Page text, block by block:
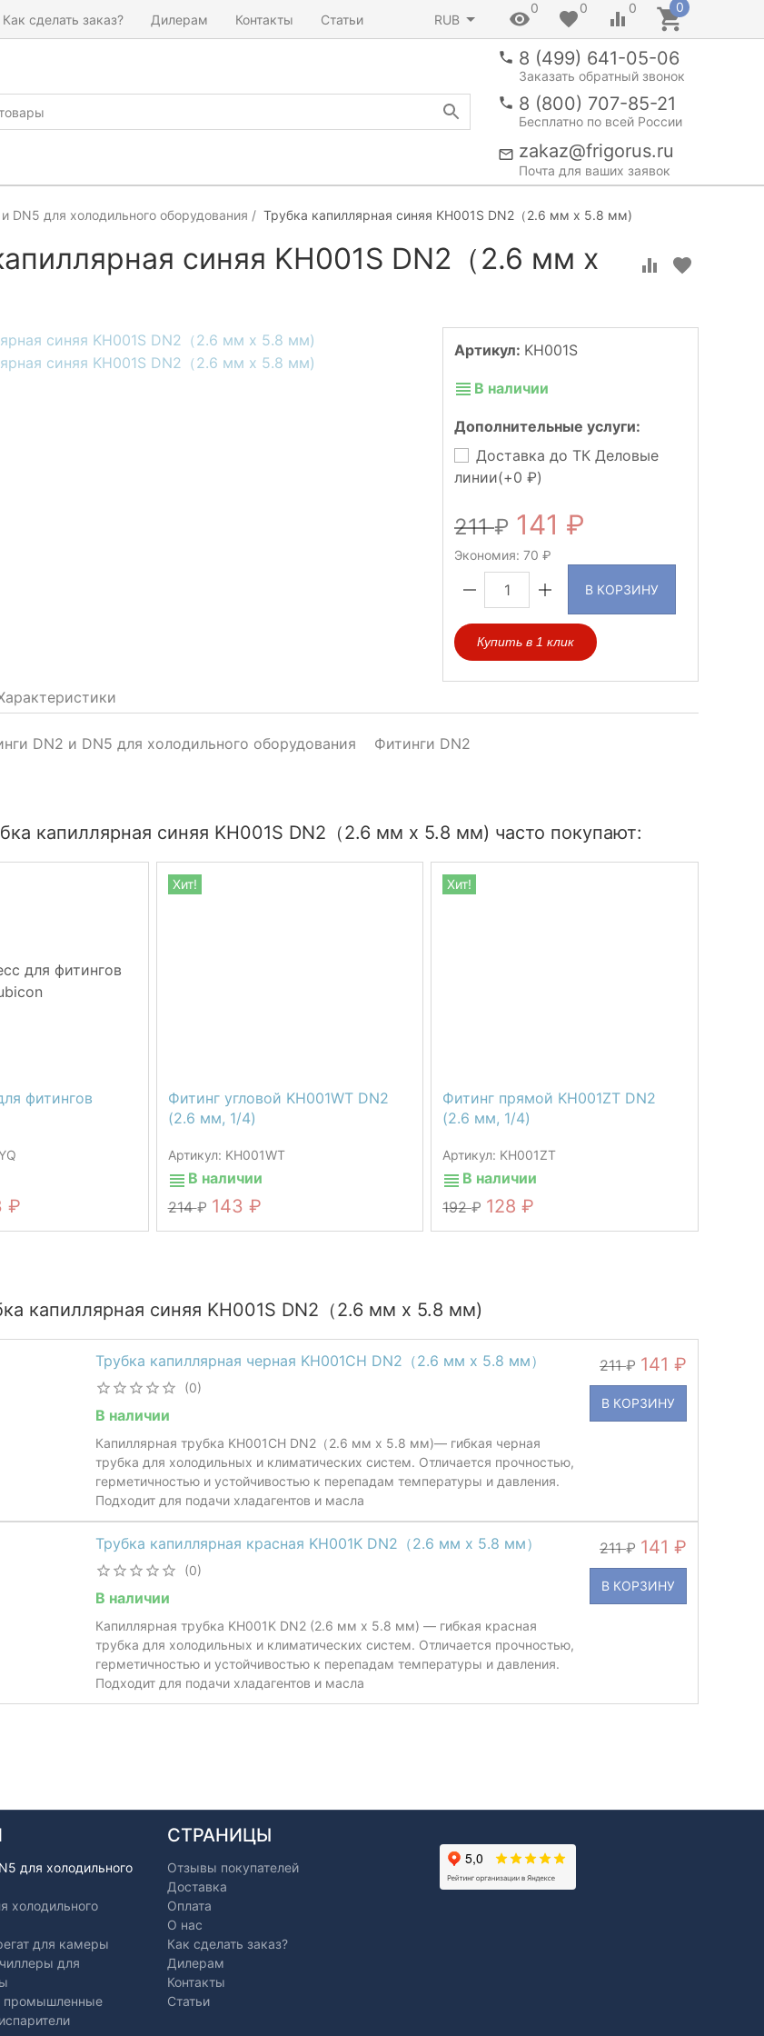
Как сделать заказ? Дилерам Контакты Статьи RUB
0 0 0 0
8 (499) 641-05-06
Заказать обратный звонок
8 (800) 707-85-21
Бесплатно по всей России
zakaz@frigorus.ru
Почта для ваших заявок
DN5 для холодильного оборудования Трубка капиллярная синяя KH001S DN2（2.6 мм х 5.8 мм)
синяя KH001S DN2（2.6 мм х
Артикул: KH001S
В наличии
Дополнительные услуги:
Доставка до ТК Деловые
линии(+0 )
211 141
Экономия: 70
В КОРЗИНУ
Купить в 1 клик
DN2 и DN5 для холодильного оборудования Фитинги DN2
капиллярная синяя KH001S DN2（2.6 мм х 5.8 мм) часто покупают:
фитингов
Фитинг угловой KH001WT DN2
(2.6 мм, 1/4)
Артикул: KH001WT
В наличии
214
143
Хит!
Фитинг прямой KH001ZT DN2
(2.6 мм, 1/4)
Артикул: KH001ZT
В наличии
192
128
Хит!
капиллярная синяя KH001S DN2（2.6 мм х 5.8 мм)
Трубка капиллярная черная KH001CH DN2（2.6 мм х 5.8 мм）
(0)
В наличии
Капиллярная трубка KH001CH DN2（2.6 мм х 5.8 мм)— гибкая черная
трубка для холодильных и климатических систем. Отличается прочностью,
герметичностью и устойчивостью к перепадам температуры и давления.
Подходит для подачи хладагентов и масла
211 141
В КОРЗИНУ
Трубка капиллярная красная KH001K DN2（2.6 мм х 5.8 мм）
(0)
В наличии
Капиллярная трубка KH001K DN2 (2.6 мм х 5.8 мм) — гибкая красная
трубка для холодильных и климатических систем. Отличается прочностью,
герметичностью и устойчивостью к перепадам температуры и давления.
Подходит для подачи хладагентов и масла
211 141
В КОРЗИНУ
для холодильного
холодильного
для камеры
для
промышленные
СТРАНИЦЫ
Отзывы покупателей
Доставка
Оплата
О нас
Как сделать заказ?
Дилерам
Контакты
Статьи